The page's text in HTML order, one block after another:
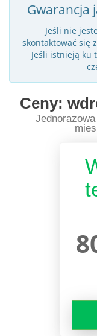
Gwarancja
Jeśli nie
skontaktować się
Jeśli istnieją ku
Ceny:
Jednorazowa